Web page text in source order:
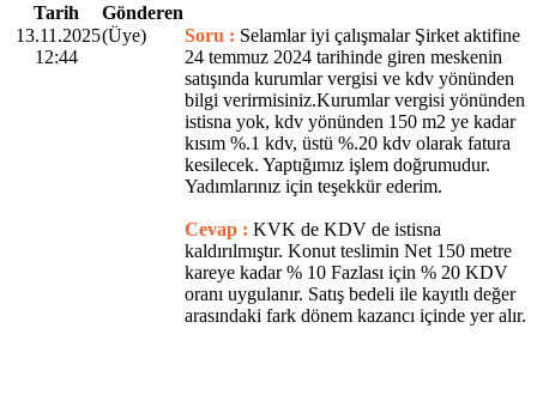
Tarih
Gönderen
13.11.2025
12:44
(Üye) Soru : Selamlar iyi çalışmalar Şirket aktifine
24 temmuz 2024 tarihinde giren meskenin
satışında kurumlar vergisi ve kdv yönünden
bilgi verirmisiniz.Kurumlar vergisi yönünden
istisna yok, kdv yönünden 150 m2 ye kadar
kısım %.1 kdv, üstü %.20 kdv olarak fatura
kesilecek. Yaptığımız işlem doğrumudur.
Yadımlarınız için teşekkür ederim.
Cevap : KVK de KDV de istisna
kaldırılmıştır. Konut teslimin Net 150 metre
kareye kadar % 10 Fazlası için % 20 KDV
oranı uygulanır. Satış bedeli ile kayıtlı değer
arasındaki fark dönem kazancı içinde yer alır.